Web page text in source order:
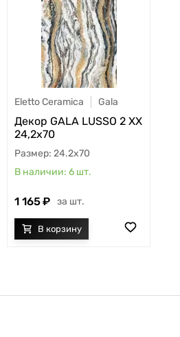
Eletto Ceramica Gala
Декор GALA LUSSO 2 XX
24,2х70
24.2x70
6 шт.
1 165 шт.